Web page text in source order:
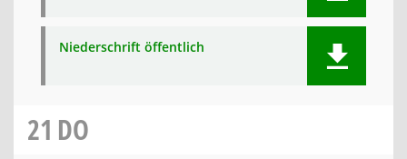
Niederschrift öffentlich
21 DO